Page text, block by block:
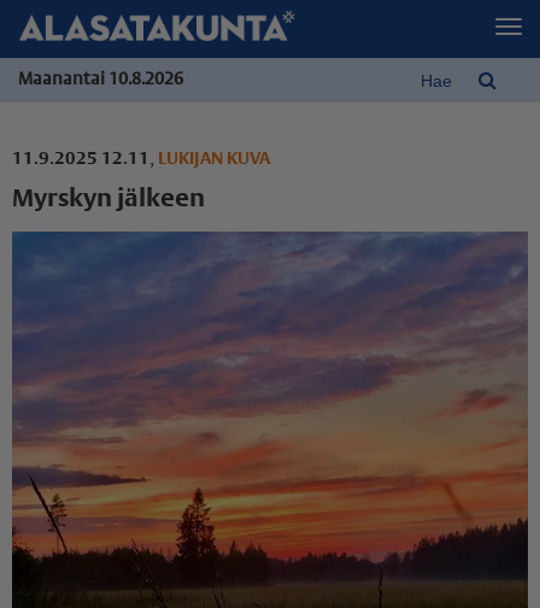
Maanantai 10.8.2026
11.9.2025 12.11 , LUKIJAN KUVA
Myrskyn jälkeen